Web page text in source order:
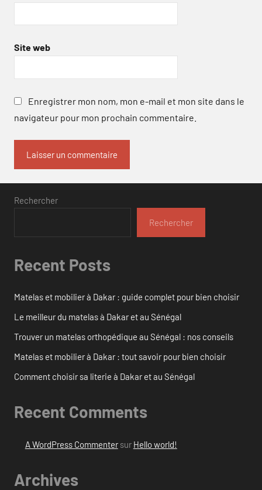
Site web
Enregistrer mon nom, mon e-mail et mon site dans le
navigateur pour mon prochain commentaire.
Rechercher
Rechercher
Recent Posts
Matelas et mobilier à Dakar : guide complet pour bien choisir
Le meilleur du matelas à Dakar et au Sénégal
Trouver un matelas orthopédique au Sénégal : nos conseils
Matelas et mobilier à Dakar : tout savoir pour bien choisir
Comment choisir sa literie à Dakar et au Sénégal
Recent Comments
A WordPress Commentersur Hello world!
Archives